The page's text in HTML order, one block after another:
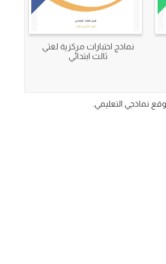
نماذج اختبارات مركزية لغتي
ثالث ابتدائي